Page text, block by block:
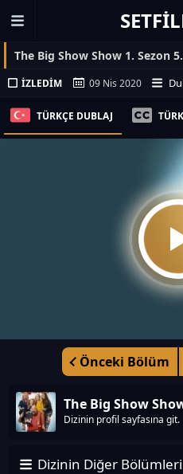
The Big Show Show 1. Sezon
İZLEDIM 09 Nis 2020
TÜRKÇE DUBLAJ
Önceki Bölüm
The Big Show
Dizinin profil sayfasına git.
Dizinin Diğer Bölümleri